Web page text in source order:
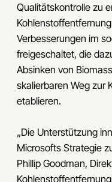
Qualitätskontrolle zu
Verbesserungen im
freigeschaltet, die
Absinken von
skalierbaren Weg zur
etablieren.
„Die Unterstützung
Microsofts Strategie
Phillip Goodman,